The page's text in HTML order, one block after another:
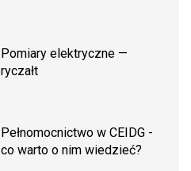
Pomiary elektryczne —
ryczałt
Pełnomocnictwo w CEIDG -
co warto o nim wiedzieć?